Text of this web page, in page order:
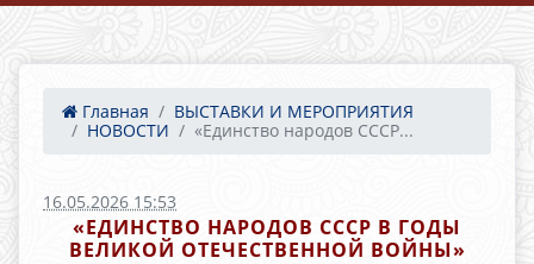
Главная
ВЫСТАВКИ И МЕРОПРИЯТИЯ
НОВОСТИ
«Единство народов СССР...
16.05.2026 15:53
«ЕДИНСТВО НАРОДОВ СССР В ГОДЫ
ВЕЛИКОЙ ОТЕЧЕСТВЕННОЙ ВОЙНЫ»